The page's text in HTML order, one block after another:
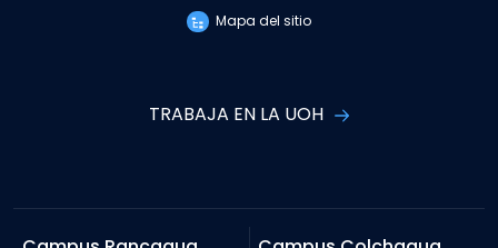
Mapa del sitio
TRABAJA EN LA UOH